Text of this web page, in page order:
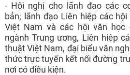
- Hội nghị cho lãnh đạo các
bản; lãnh đạo Liên hiệp các
Việt Nam và các hội văn học
ngành Trung ương, Liên hiệp
thuật Việt Nam, đại biểu văn
thức trực tuyến kết nối đường
nơi có điều kiện.